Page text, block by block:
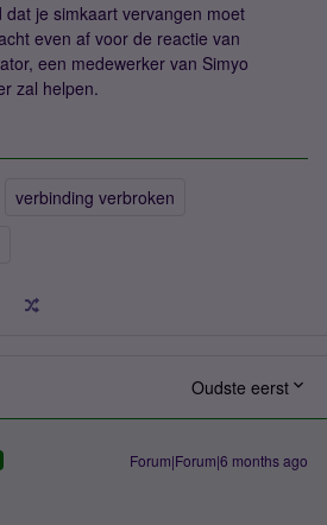
dat je simkaart vervangen moet
even af voor de reactie van
een medewerker van Simyo
zal helpen.
verbinding verbroken
Oudste eerst
Forum|Forum|6 months ago